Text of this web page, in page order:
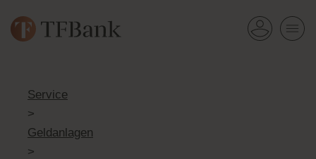
Service
>
Geldanlagen
>